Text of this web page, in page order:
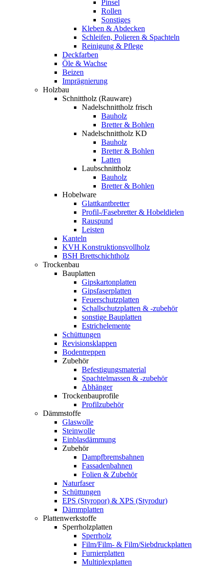
Pinsel
Rollen
Sonstiges
Kleben & Abdecken
Schleifen, Polieren & Spachteln
Reinigung & Pflege
Deckfarben
Öle & Wachse
Beizen
Imprägnierung
Holzbau
Schnittholz (Rauware)
Nadelschnittholz frisch
Bauholz
Bretter & Bohlen
Nadelschnittholz KD
Bauholz
Bretter & Bohlen
Latten
Laubschnittholz
Bauholz
Bretter & Bohlen
Hobelware
Glattkantbretter
Profil-/Fasebretter & Hobeldielen
Rauspund
Leisten
Kanteln
KVH Konstruktionsvollholz
BSH Brettschichtholz
Trockenbau
Bauplatten
Gipskartonplatten
Gipsfaserplatten
Feuerschutzplatten
Schallschutzplatten & -zubehör
sonstige Bauplatten
Estrichelemente
Schüttungen
Revisionsklappen
Bodentreppen
Zubehör
Befestigungsmaterial
Spachtelmassen & -zubehör
Abhänger
Trockenbauprofile
Profilzubehör
Dämmstoffe
Glaswolle
Steinwolle
Einblasdämmung
Zubehör
Dampfbremsbahnen
Fassadenbahnen
Folien & Zubehör
Naturfaser
Schüttungen
EPS (Styropor) & XPS (Styrodur)
Dämmplatten
Plattenwerkstoffe
Sperrholzplatten
Sperrholz
Film/Film- & Film/Siebdruckplatten
Furnierplatten
Multiplexplatten